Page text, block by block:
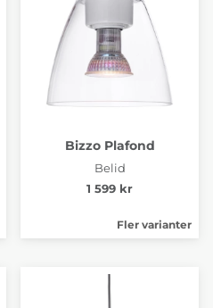
Bizzo Plafond
Belid
1 599 kr
Fler varianter